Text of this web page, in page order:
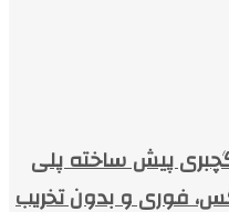
گچبری پیش ساخته پلی
فوری و بدون تخریب